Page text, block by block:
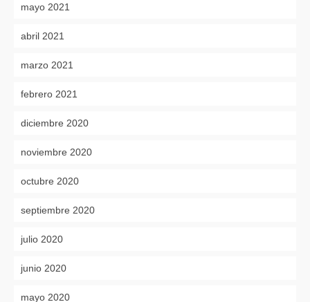
mayo 2021
abril 2021
marzo 2021
febrero 2021
diciembre 2020
noviembre 2020
octubre 2020
septiembre 2020
julio 2020
junio 2020
mayo 2020